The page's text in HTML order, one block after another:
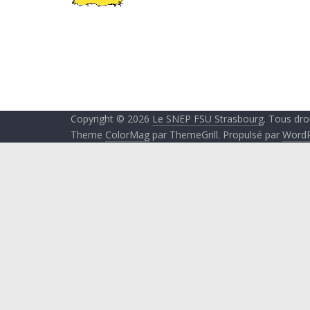
Copyright © 2026 Le SNEP FSU Strasbourg. Tous
Theme ColorMag par ThemeGrill. Propulsé par